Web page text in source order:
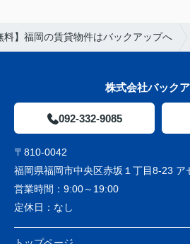
料】福岡の賃貸物件はバックアップへ
株式会社バック
092-332-9085
〒810-0042
福岡県福岡市中央区赤坂１丁目8-23 ア
営業時間： 9:00～19:00
定休日： なし